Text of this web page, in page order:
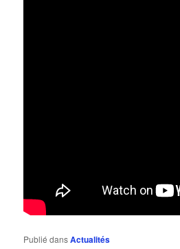
Publié dansActualités